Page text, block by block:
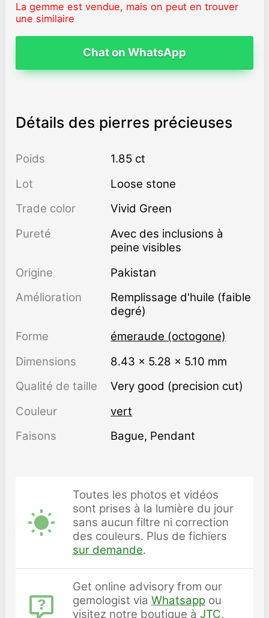
La gemme est vendue, mais on peut en trouver
une similaire
Chat on WhatsApp
Détails des pierres précieuses
Poids
1.85 ct
Lot
Loose stone
Trade color
Vivid Green
Pureté
avec des inclusions à
peine visibles
Origine
Pakistan
Amélioration
remplissage d'huile (faible
degré)
Forme
émeraude (octogone)
Dimensions
8.43 × 5.28 × 5.10 mm
Qualité de taille
Very good (precision cut)
Couleur
vert
Faisons
Bague, Pendant
Toutes les photos et vidéos
sont prises à la lumière du jour
sans aucun filtre ni correction
des couleurs. Plus de fichiers
sur demande.
Get online advisory from our
gemologist via Whatsappou
visitez notre boutique à JTC,